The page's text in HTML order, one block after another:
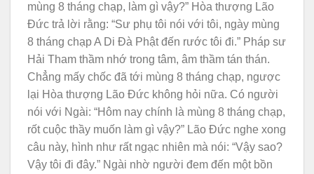
mùng 8 tháng chạp, làm gì vậy?” Hòa thượng Lão
Đức trả lời rằng: “Sư phụ tôi nói với tôi, ngày mùng
8 tháng chạp A Di Đà Phật đến rước tôi đi.” Pháp sư
Hải Tham thầm nhớ trong tâm, âm thầm tán thán.
Chẳng mấy chốc đã tới mùng 8 tháng chạp, ngược
lại Hòa thượng Lão Đức không hỏi nữa. Có người
nói với Ngài: “Hôm nay chính là mùng 8 tháng chạp,
rốt cuộc thầy muốn làm gì vậy?” Lão Đức nghe xong
câu này, hình như rất ngạc nhiên mà nói: “Vậy sao?
Vậy tôi đi đây.” Ngài nhờ người đem đến một bồn